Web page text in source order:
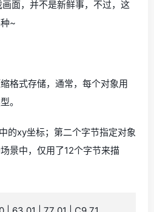
面，并不是新鲜事，不过，这
~
格式存储，通常，每个对象用
。
的xy坐标；第二个字节指定对象
景中，仅用了12个字节来描